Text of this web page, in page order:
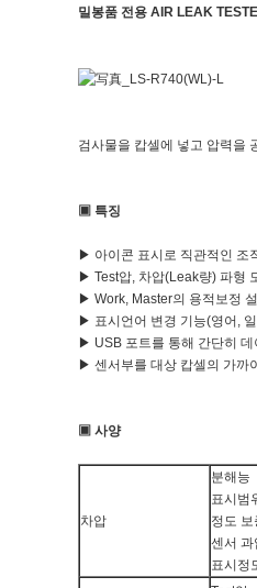
밀봉품 전용 AIR LEAK
검사물을 캅셀에 넣고 압력을
▣ 특징
▶ 아이콘 표시로 직관적인 조
▶ Test압, 차압(Leak량) 파형
▶ Work, Master의 용적보정
▶ 표시언어 변경 기능(영어,
▶ USB 포트를 통해 간단히 데
▶ 센서부를 대상 캅셀의 가까
▣ 사양
차압
분해능
표시범
정도
센서 과
표시정